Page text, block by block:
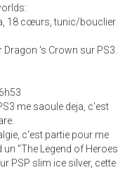
18 cœurs, tunic/bouclier
's Crown sur PS3.
me saoule deja, c'est
c'est partie pour me
"The Legend of Heroes
PSP slim ice silver, cette